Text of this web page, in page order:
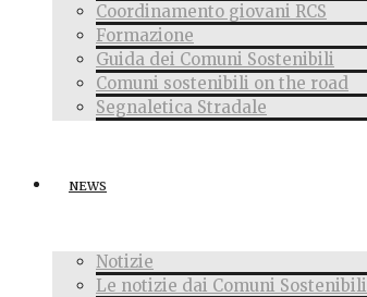
Coordinamento giovani RCS
Formazione
Guida dei Comuni Sostenibili
Comuni sostenibili on the road
Segnaletica Stradale
NEWS
Notizie
Le notizie dai Comuni Sostenibili